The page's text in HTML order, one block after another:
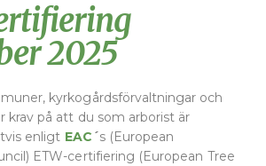
2025
kyrkogårdsförvaltningar och
krav på att du som arborist är
enligt EAC ´s (European
ETW-certifiering (European Tree